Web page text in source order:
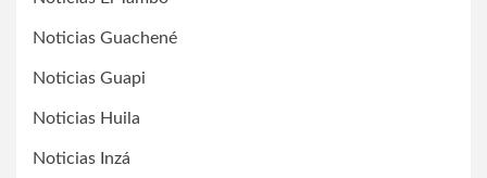
Noticias Guachené
Noticias Guapi
Noticias Huila
Noticias Inzá